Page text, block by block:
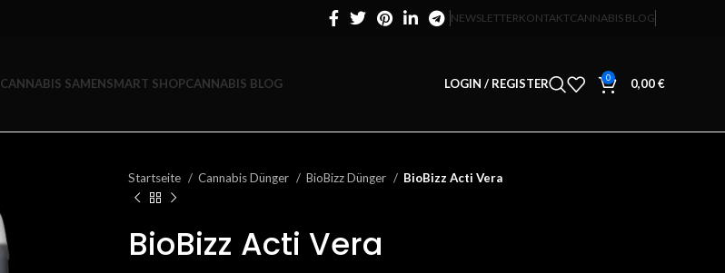
NEWSLETTERKONTAKTCANNABIS BLOG
CANNABIS SAMENSMART SHOPCANNABIS BLOG LOGIN / REGISTER 0 0,00€
Startseite Cannabis Dünger BioBizz Dünger BioBizz Acti Vera
BioBizz Acti Vera